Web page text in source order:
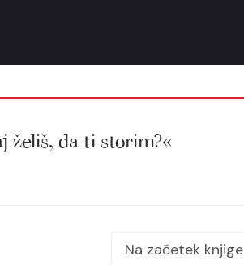
želiš, da ti storim?«
Na začetek knjige